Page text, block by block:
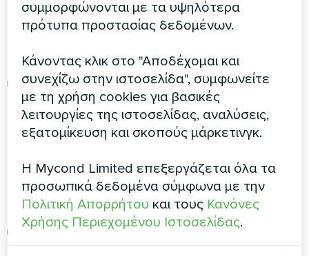
αποτελεσματική θέρμανση στους -25°C,
φτάνοντας σε θερμοκρασίες έως και +75°C.
εδώ.
Αρθρωτή αντλία θερμότητας, σειρά MCU-
500YHE: Εξοπλισμένη με συμπιεστές
Danfoss με τεχνολογία EVI και σύστημα
ελέγχου Generation 3.0, διατηρεί υψηλές
Παράγει αποδοτικά ζεστό νερό έως +60°C,
ιδανικό για μεγάλες εγκαταστάσεις. Για
περισσότερες πληροφορίες, κάντε κλικ
Αρθρωτή αντλία θερμότητας, σειρά
συμμορφώνονται με τα υψηλότερα
πρότυπα προστασίας δεδομένων.
Κάνοντας κλικ στο "Αποδέχομαι και
συνεχίζω στην ιστοσελίδα", συμφωνείτε
με τη χρήση cookies για βασικές
λειτουργίες της ιστοσελίδας, αναλύσεις,
εξατομίκευση και σκοπούς μάρκετινγκ.
Η Mycond Limited επεξεργάζεται όλα τα
προσωπικά δεδομένα σύμφωνα με την
Πολιτική Απορρήτου και τους Κανόνες
Χρήσης Περιεχομένου Ιστοσελίδας.